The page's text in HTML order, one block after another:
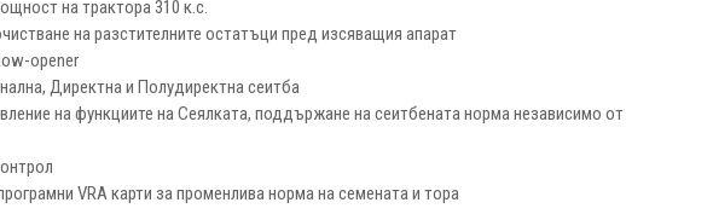
на трактора 310 к.с.
на разстителните остатъци пред изсяващия апарат
opener
Директна и Полудиректна сеитба
на функциите на Сеялката, поддържане на сеитбената норма независимо от
VRA карти за променлива норма на семената и тора